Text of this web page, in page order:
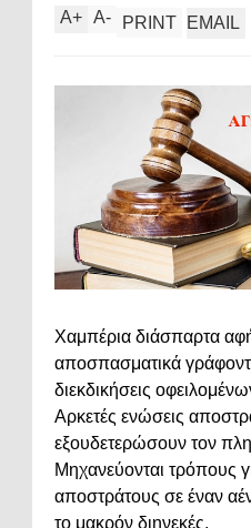
A+ A- PRINT EMAIL
Χαμπέρια διάσπαρτα
αποσπασματικά
διεκδικήσεις
Αρκετές ενώσεις
εξουδετερώσουν τον
Μηχανεύονται τρόπους
αποστράτους σε έναν
το μακρόν διηνεκές.